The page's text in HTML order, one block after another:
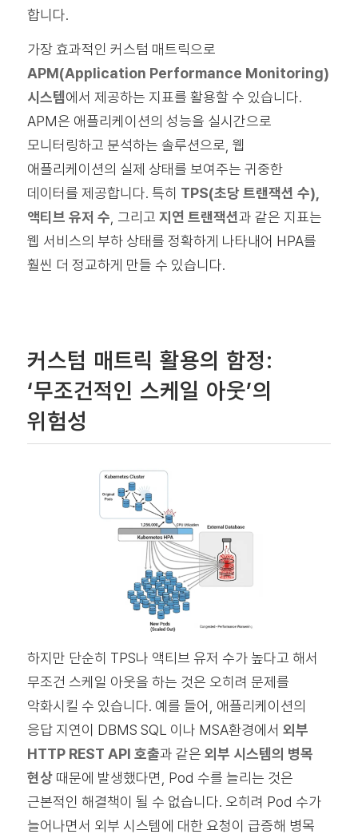
합니다.
가장 효과적인 커스텀 매트릭으로
APM(Application Performance Monitoring)
시스템에서 제공하는 지표를 활용할 수 있습니다.
APM은 애플리케이션의 성능을 실시간으로
모니터링하고 분석하는 솔루션으로, 웹
애플리케이션의 실제 상태를 보여주는 귀중한
데이터를 제공합니다. 특히 TPS(초당 트랜잭션 수),
액티브 유저 수, 그리고 지연 트랜잭션과 같은 지표는
웹 서비스의 부하 상태를 정확하게 나타내어 HPA를
훨씬 더 정교하게 만들 수 있습니다.
커스텀 매트릭 활용의 함정:
‘무조건적인 스케일 아웃’의
위험성
하지만 단순히 TPS나 액티브 유저 수가 높다고 해서
무조건 스케일 아웃을 하는 것은 오히려 문제를
악화시킬 수 있습니다. 예를 들어, 애플리케이션의
응답 지연이 DBMS SQL 이나 MSA환경에서 외부
HTTP REST API 호출과 같은 외부 시스템의 병목
현상때문에 발생했다면, Pod 수를 늘리는 것은
근본적인 해결책이 될 수 없습니다. 오히려 Pod 수가
늘어나면서 외부 시스템에 대한 요청이 급증해 병목